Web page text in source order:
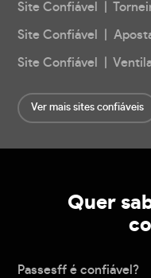
Site Confiável |
Site Confiável |
Site Confiável |
Ver mais sites confiáveis
Quer
Passesff é confiável?